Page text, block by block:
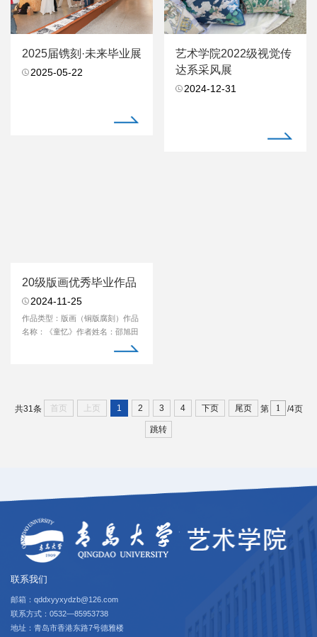
2025届镌刻·未来毕业展
2025-05-22
艺术学院2022级视觉传
达系采风展
2024-12-31
20级版画优秀毕业作品
2024-11-25
作品类型：版画（铜版腐刻）作品
名称：《童忆》作者姓名：邵旭田
共31条 首页 上页 1 2 3 4 下页 尾页 第 /4页
跳转
联系我们
邮箱：qddxyyxydzb@126.com
联系方式：0532—85953738
地址：青岛市香港东路7号德雅楼